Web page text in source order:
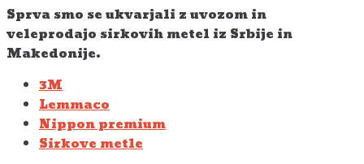
Sprva smo se ukvarjali z uvozom in
veleprodajo sirkovih metel iz Srbije in
Makedonije.
3M
Lemmaco
Nippon premium
Sirkove metle